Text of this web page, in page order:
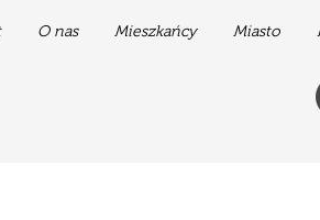
O nas Mieszkańcy Miasto